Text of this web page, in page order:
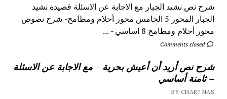
شرح نص نشيد الجبار مع الاجابة عن الاسئلة قصيدة نشيد
الجبار المحور 5 الخامس محور أحلام ومطامح- شرح نصوص
محور أحلام ومطامح 8 اساسي - ...
Comments closed
شرح نص أريد أن أعيش بحرية – مع الاجابة عن الاسئلة
– ثامنة أساسي
BY CHAR7 NAS